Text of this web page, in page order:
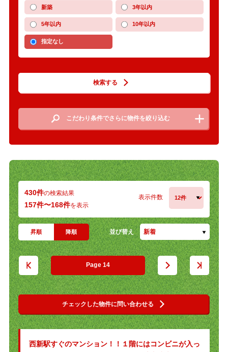
新築 3年以内
5年以内 10年以内
指定なし
検索する
こだわり条件でさらに物件を絞り込む
430件の検索結果
157件〜168件を表示
表示件数
昇順 降順 並び替え 新着
14
チェックした物件に問い合わせる
西新駅すぐのマンション！！１階にはコンビニが入っ